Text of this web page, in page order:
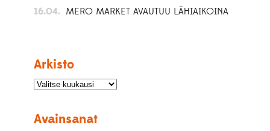
16.04. MERO MARKET AVAUTUU LÄHIAIKOINA
Arkisto
Avainsanat